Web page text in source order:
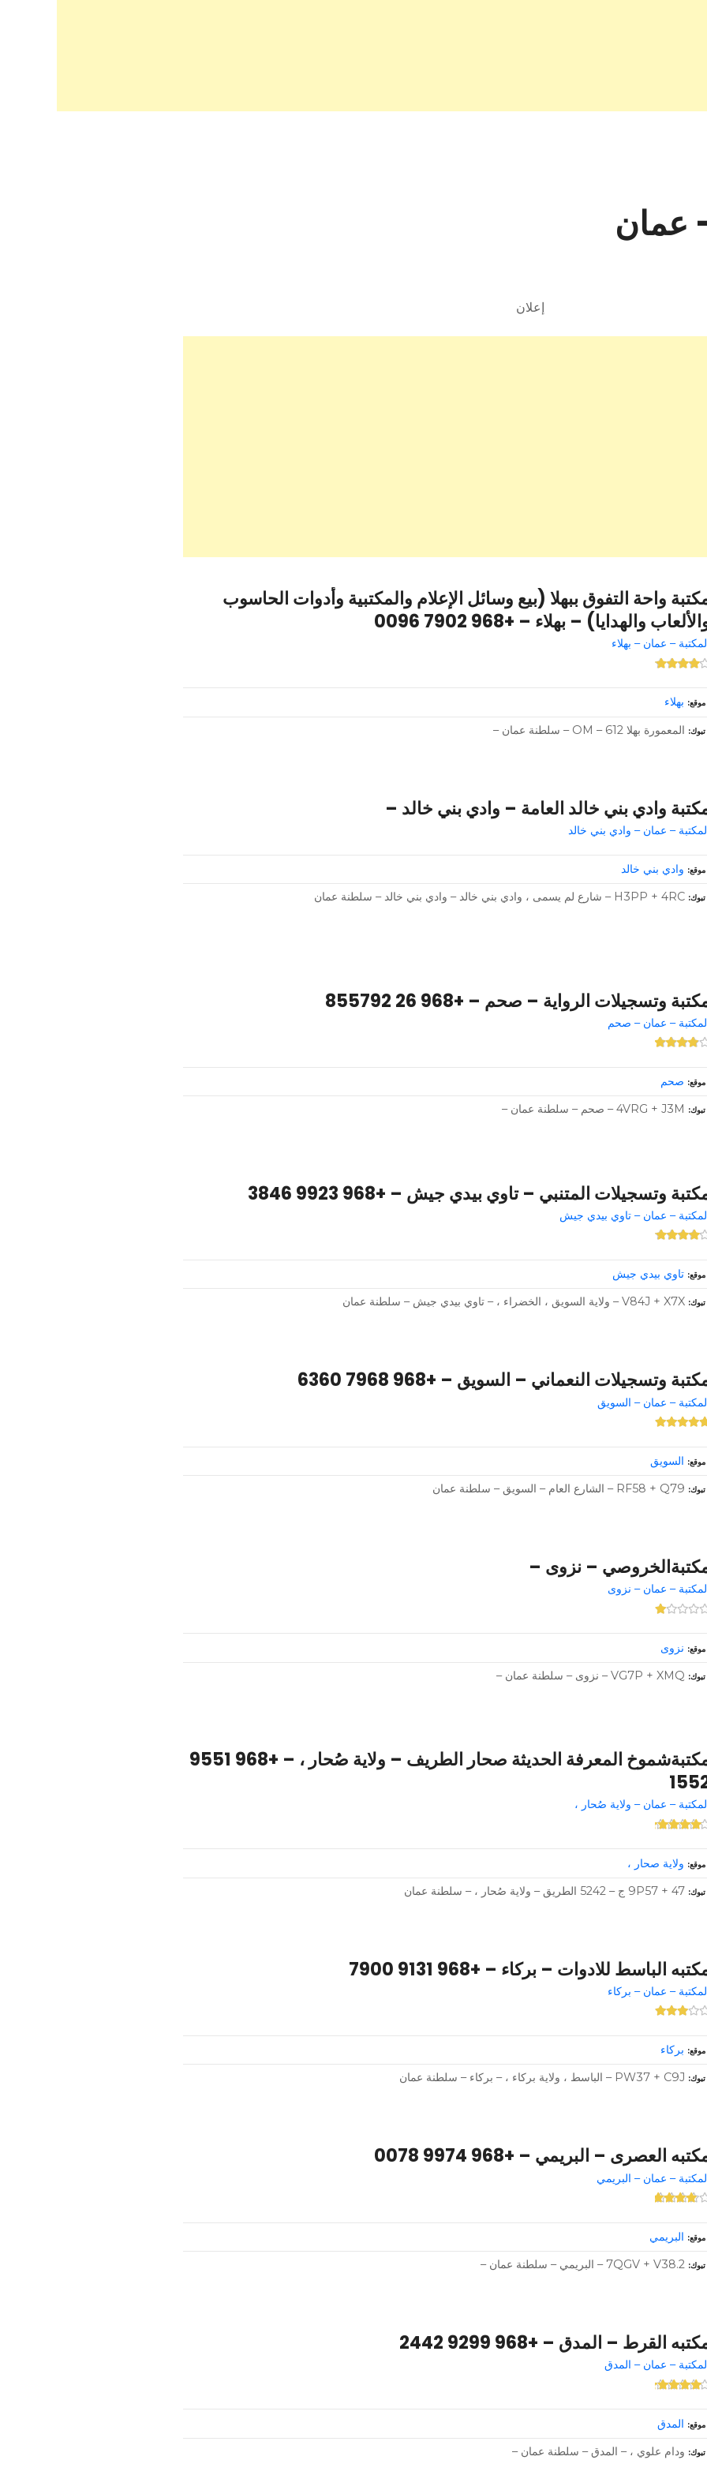
عمان
إعلان
واحة التفوق ببهلا (بيع وسائل الإعلام والمكتبية وأدوات الحاسوب
والهدايا) – بهلاء – +968 7902 0096
– عمان – بهلاء
موقع بهلاء
تبوك المعمورة بهلا OM – 612 – سلطنة عمان –
وادي بني خالد العامة – وادي بني خالد –
– عمان – وادي بني خالد
موقع وادي بني خالد
تبوك H3PP + 4RC – شارع لم يسمى ، وادي بني خالد – وادي بني خالد – سلطنة عمان
وتسجيلات الرواية – صحم – +968 26 855792
– عمان – صحم
موقع صحم
تبوك 4VRG + J3M – صحم – سلطنة عمان –
وتسجيلات المتنبي – تاوي بيدي جيش – +968 9923 3846
– عمان – تاوي بيدي جيش
موقع تاوي بيدي جيش
تبوك V84J + X7X – ولاية السويق ، الخضراء ، – تاوي بيدي جيش – سلطنة عمان
وتسجيلات النعماني – السويق – +968 7968 6360
– عمان – السويق
موقع السويق
تبوك RF58 + Q79 – الشارع العام – السويق – سلطنة عمان
– نزوى –
– عمان – نزوى
موقع نزوى
تبوك VG7P + XMQ – نزوى – سلطنة عمان –
مكتبةشموخ المعرفة الحديثة صحار الطريف – ولاية صُحار ، – +968 9551
– عمان – ولاية صُحار ،
موقع ولاية صحار ،
تبوك 9P57 + 47 ج – 5242 الطريق – ولاية صُحار ، – سلطنة عمان
الباسط للادوات – بركاء – +968 9131 7900
– عمان – بركاء
موقع بركاء
تبوك PW37 + C9J – الباسط ، ولاية بركاء ، – بركاء – سلطنة عمان
العصرى – البريمي – +968 9974 0078
– عمان – البريمي
موقع البريمي
تبوك 7QGV + V38.2 – البريمي – سلطنة عمان –
القرط – المدق – +968 9299 2442
– عمان – المدق
موقع المدق
تبوك ودام علوي ، – المدق – سلطنة عمان –